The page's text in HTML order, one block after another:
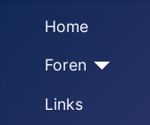
Home
Foren
Links